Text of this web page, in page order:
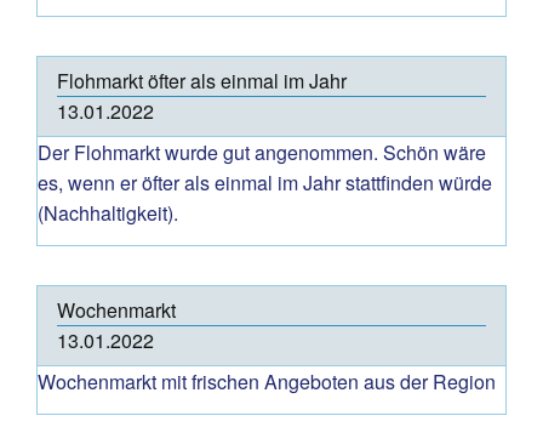
Flohmarkt öfter als einmal im Jahr
13.01.2022
Der Flohmarkt wurde gut angenommen. Schön wäre
es, wenn er öfter als einmal im Jahr stattfinden würde
(Nachhaltigkeit).
Wochenmarkt
13.01.2022
Wochenmarkt mit frischen Angeboten aus der Region